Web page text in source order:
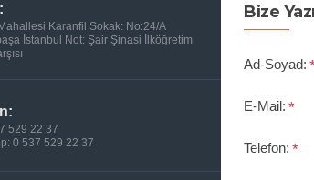
Mahallesi Karanfil Sokak: No:24/A
İstanbul Not: Şair Şinasi İlköğretim
529 22 37
0 537 529 22 37
Bize
Ad-Soyad:
E-Mail:
Telefon: